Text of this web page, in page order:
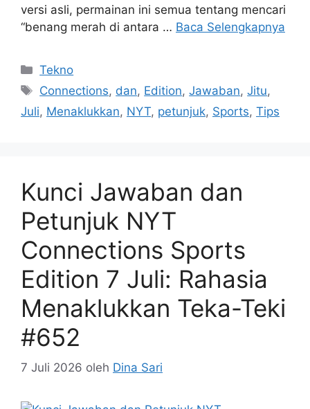
versi asli, permainan ini semua tentang mencari
“benang merah di antara … Baca Selengkapnya
Kategori
Tekno
Tag
Connections, dan, Edition,Jawaban,Jitu,
Juli, Menaklukkan, NYT, petunjuk, Sports, Tips
Kunci Jawaban dan
Petunjuk NYT
Connections Sports
Edition 7 Juli: Rahasia
Menaklukkan Teka-Teki
#652
7 Juli 2026 oleh Dina Sari